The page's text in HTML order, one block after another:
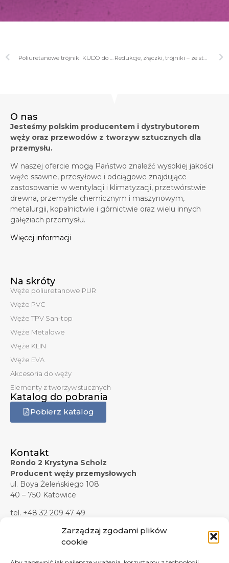
Zarządzaj zgodami plików
cookie
Redukcje, złączki, trójniki – ze stali ocynkowanej STANDARD
O nas
Jesteśmy polskim producentem i dystrybutorem
węży oraz przewodów z tworzyw sztucznych dla
przemysłu.
W naszej ofercie mogą Państwo znaleźć wysokiej jakości
węże ssawne, przesyłowe i odciągowe znajdujące
zastosowanie w wentylacji i klimatyzacji, przetwórstwie
drewna, przemyśle chemicznym i maszynowym,
metalurgii, kopalnictwie i górnictwie oraz wielu innych
gałęziach przemysłu.
Więcej informacji
Na skróty
Węże poliuretanowe PUR
Węże PVC
Węże TPV San-top
Węże Metalowe
Węże KLIN
Węże EVA
Akcesoria do węży
Elementy z tworzyw stucznych
Katalog do pobrania
Pobierz katalog
Kontakt
Rondo 2 Krystyna Scholz
Producent węży przemysłowych
ul. Boya Żeleńskiego 108
40 – 750 Katowice
tel. +48 32 209 47 49
tel. kom. +48 607 619 281
tel./faks +48 32 209 47 37